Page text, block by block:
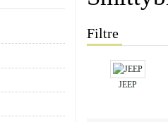
Filtre
JEEP